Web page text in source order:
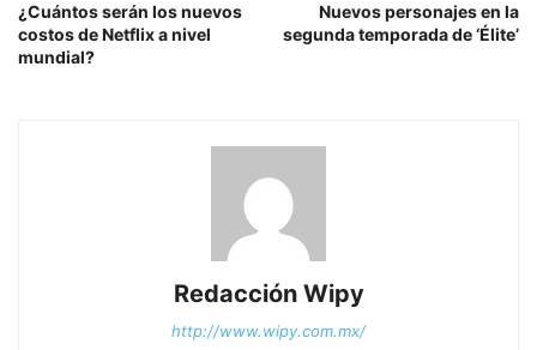
¿Cuántos serán los nuevos
costos de Netflix a nivel
mundial?
Nuevos personajes en la
segunda temporada de ‘Élite’
Redacción Wipy
http://www.wipy.com.mx/